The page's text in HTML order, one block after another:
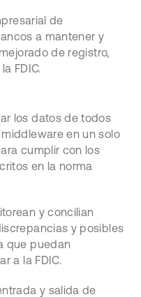
de
a mantener y
de registro,
FDIC.
los datos de todos
en un solo
cumplir con los
en la norma
y concilian
y posibles
que puedan
a la FDIC.
y salida de